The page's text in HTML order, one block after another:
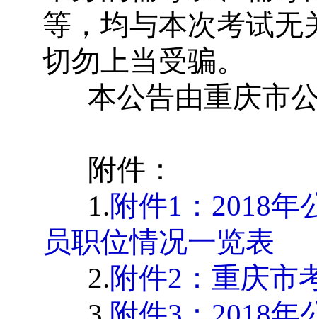
等，均与本次考试无
切勿上当受骗。
本公告由重庆市
附件：
1.附件1 ： 2018年
员职位情况一览表
2.附件2 ：重庆市